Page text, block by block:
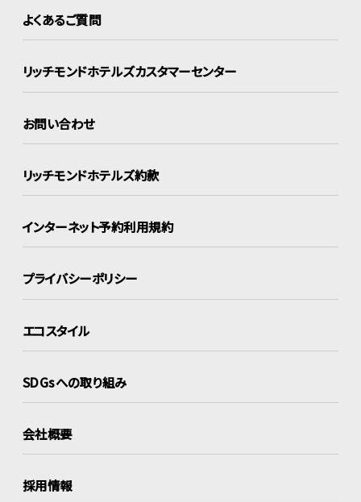
よくあるご質問
リッチモンドホテルズカスタマーセンター
お問い合わせ
リッチモンドホテルズ約款
インターネット予約利用規約
プライバシーポリシー
エコスタイル
SDGsへの取り組み
会社概要
採用情報